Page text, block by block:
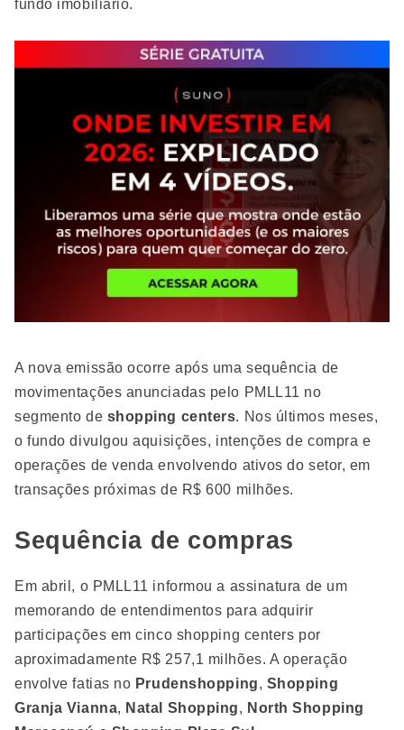
fundo imobiliário.
A nova emissão ocorre após uma sequência de
movimentações anunciadas pelo PMLL11 no
segmento de shopping centers. Nos últimos meses,
o fundo divulgou aquisições, intenções de compra e
operações de venda envolvendo ativos do setor, em
transações próximas de R$ 600 milhões.
Sequência de compras
Em abril, o PMLL11 informou a assinatura de um
memorando de entendimentos para adquirir
participações em cinco shopping centers por
aproximadamente R$ 257,1 milhões. A operação
envolve fatias no Prudenshopping, Shopping
Granja Vianna, Natal Shopping, North Shopping